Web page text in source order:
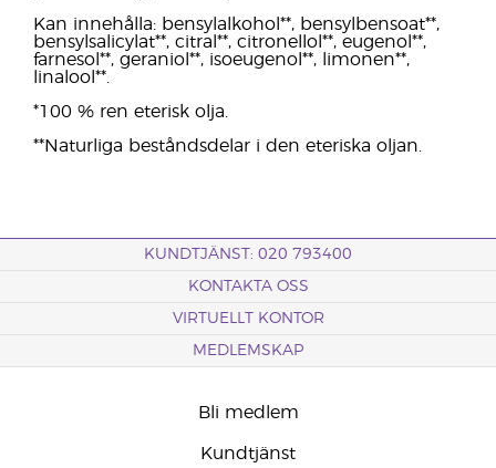
Kan innehålla: bensylalkohol**, bensylbensoat**,
bensylsalicylat**, citral**, citronellol**, eugenol**,
farnesol**, geraniol**, isoeugenol**, limonen**,
linalool**.
*100 % ren eterisk olja.
**Naturliga beståndsdelar i den eteriska oljan.
KUNDTJÄNST: 020 793400
KONTAKTA OSS
VIRTUELLT KONTOR
MEDLEMSKAP
Bli medlem
Kundtjänst